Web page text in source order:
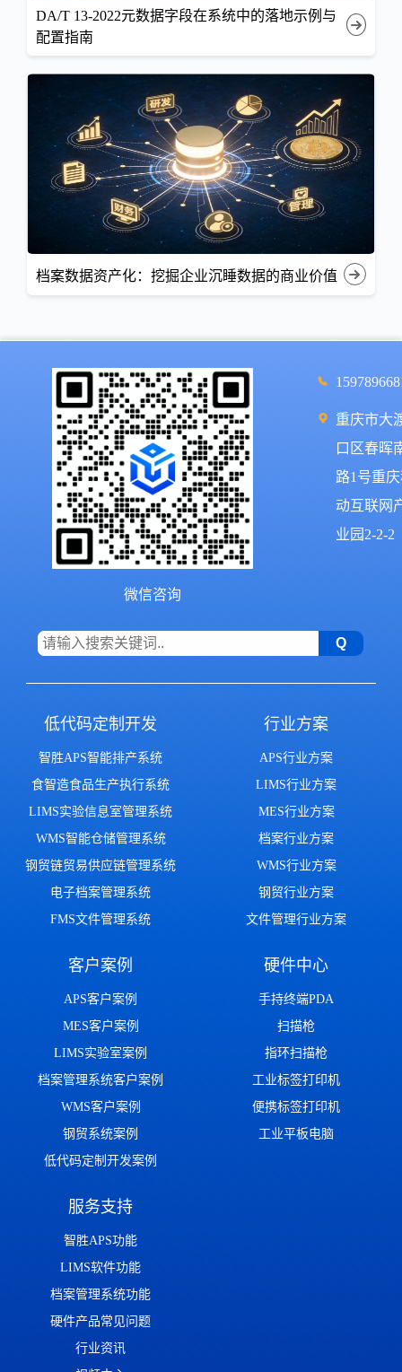
DA/T 13-2022元数据字段在系统中的落地示例与
配置指南
档案数据资产化：挖掘企业沉睡数据的商业价值
微信咨询
重庆市大
口区春晖
路1号重
动互联网
业园2-2-2
低代码定制开发
智胜APS智能排产系统
食智造食品生产执行系统
LIMS实验信息室管理系统
WMS智能仓储管理系统
钢贸链贸易供应链管理系统
电子档案管理系统
FMS文件管理系统
行业方案
APS行业方案
LIMS行业方案
MES行业方案
档案行业方案
WMS行业方案
钢贸行业方案
文件管理行业方案
客户案例
APS客户案例
MES客户案例
LIMS实验室案例
档案管理系统客户案例
WMS客户案例
钢贸系统案例
低代码定制开发案例
硬件中心
手持终端PDA
扫描枪
指环扫描枪
工业标签打印机
便携标签打印机
工业平板电脑
服务支持
智胜APS功能
LIMS软件功能
档案管理系统功能
硬件产品常见问题
行业资讯